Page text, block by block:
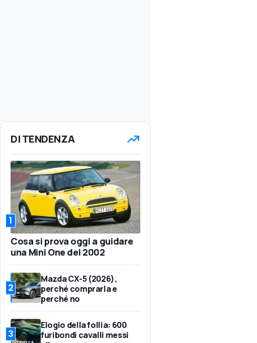
DI TENDENZA
1
Cosa si prova oggi a guidare
una Mini One del 2002
2
Mazda CX-5 (2026),
perché comprarla e
perché no
3
Elogio della follia: 600
furibondi cavalli messi